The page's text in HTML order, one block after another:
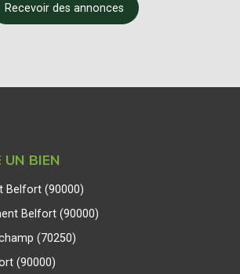
Recevoir des annonces
UN BIEN
Belfort (90000)
Belfort (90000)
(70250)
(90000)